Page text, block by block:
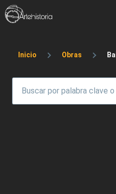
Pasar al contenido principal
Sobrescribir
Inicio Obras